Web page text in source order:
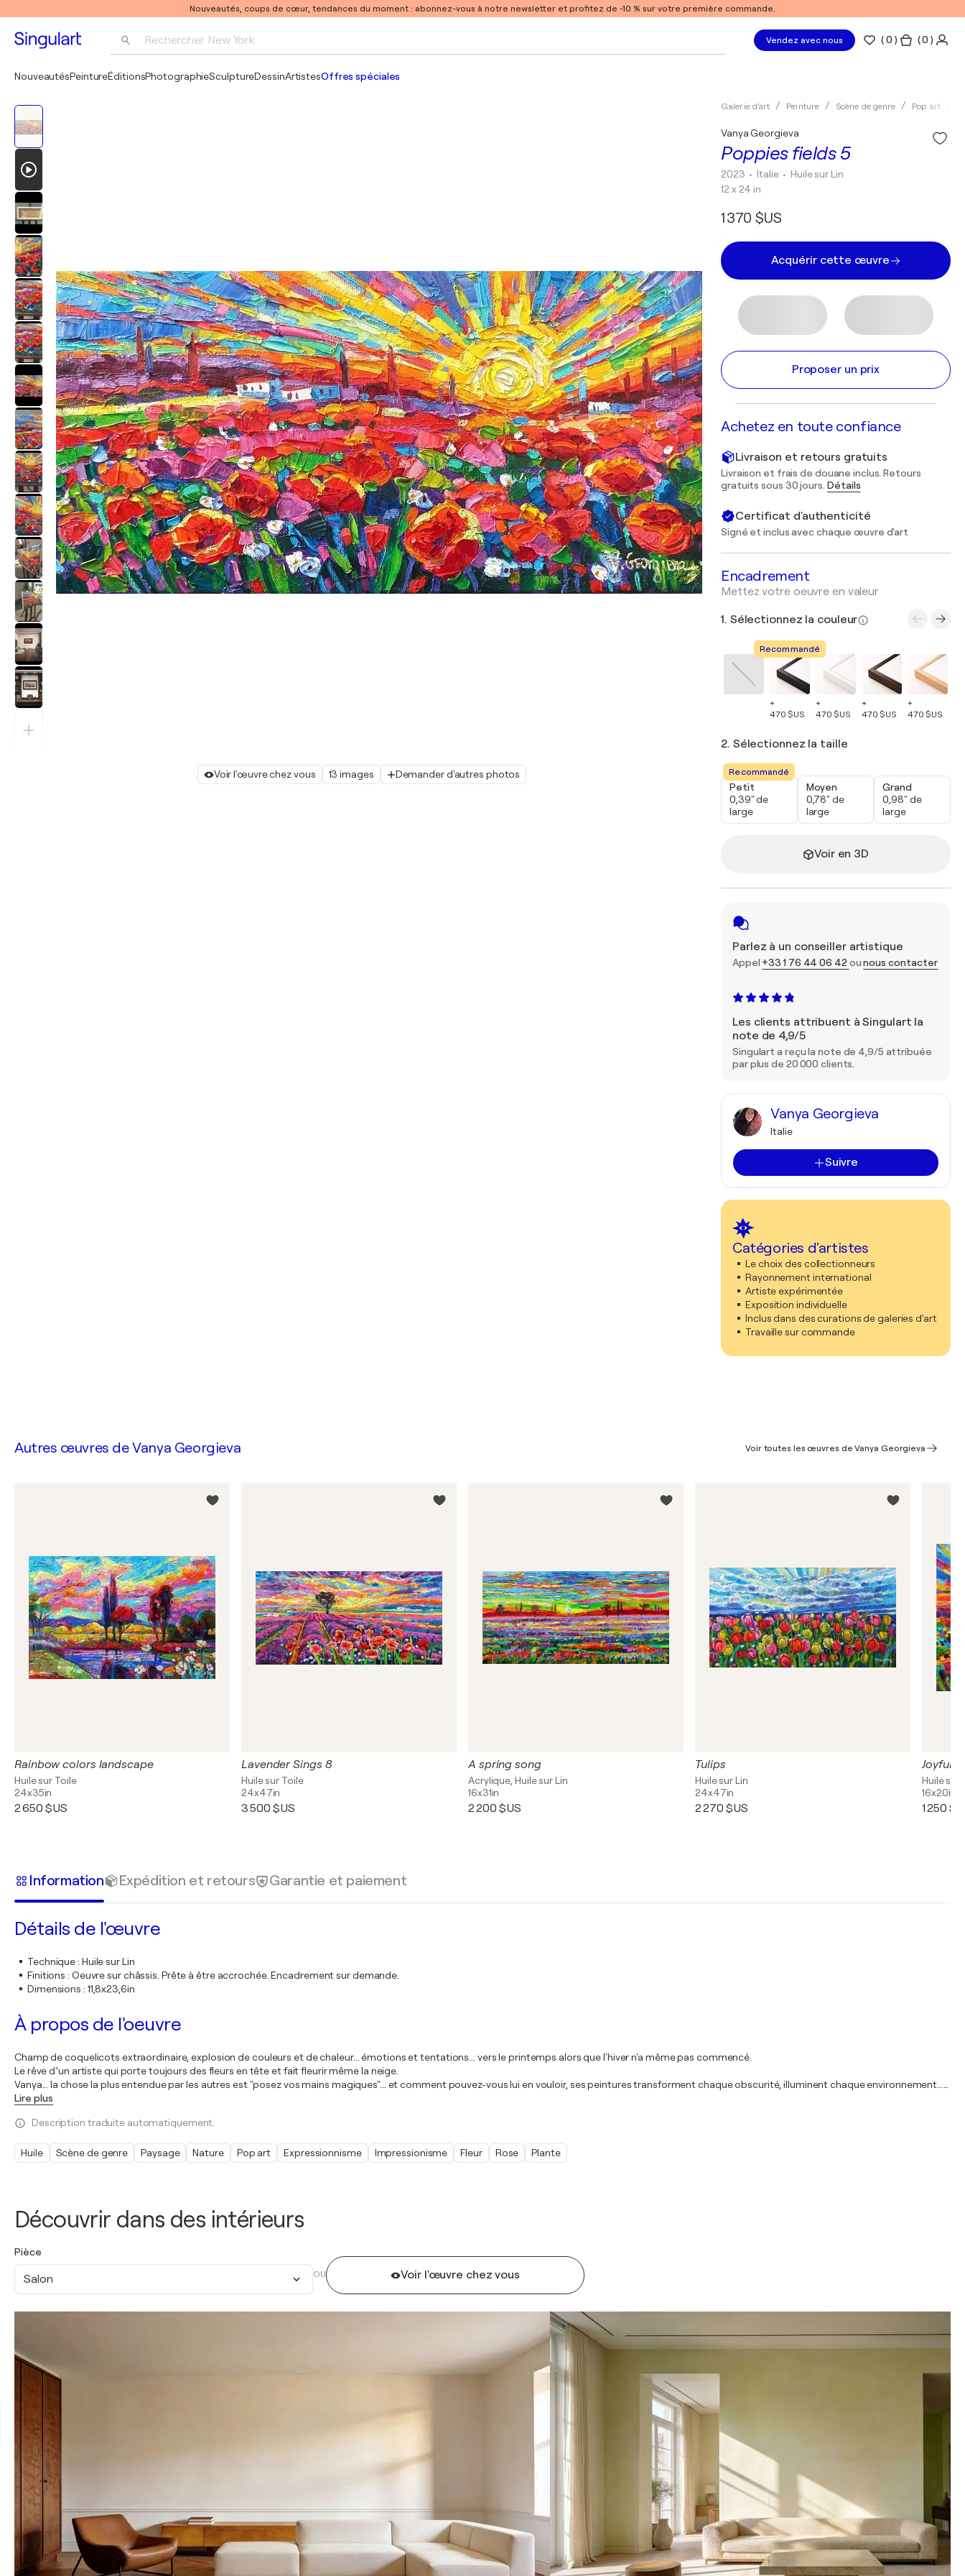
Nouveautés, coups de cœur, tendances du moment : abonnez-vous à notre newsletter et profitez de -10 % sur votre première commande.
Rechercher New York Vendez avec nous (0 ) ( 0 )
NouveautésPeintureÉditionsPhotographieSculptureDessinArtistesOffres spéciales
Voir l'œuvre chez vous 13 images Demander d'autres photos
Galerie d'art Peinture Scène de genre Pop art
Poppies fields 5
Vanya Georgieva
2023 • Italie • Huile sur Lin
12 x 24 in
1 370 $US
Acquérir cette œuvre
Proposer un prix
Achetez en toute confiance
Livraison et retours gratuits
Livraison et frais de douane inclus. Retours
gratuits sous 30 jours. Détails
Certificat d'authenticité
Signé et inclus avec chaque œuvre d'art
Encadrement
Mettez votre oeuvre en valeur
1. Sélectionnez la couleur
Recommandé
+
470 $US
+
470 $US
+
470 $US
+
470 $US
2. Sélectionnez la taille
Recommandé
Petit
0,39" de
large
Moyen
0,78" de
large
Grand
0,98" de
large
Voir en 3D
Parlez à un conseiller artistique
Appel +33 1 76 44 06 42 ounous contacter
Les clients attribuent à Singulart la
note de 4,9/5
Singulart a reçu la note de 4,9/5 attribuée
par plus de 20 000 clients.
Vanya Georgieva
Italie
Suivre
Catégories d'artistes
Le choix des collectionneurs
Rayonnement international
Artiste expérimentée
Exposition individuelle
Inclus dans des curations de galeries d'art
Travaille sur commande
Découvrir dans des intérieurs
Pièce
Salon OU Voir l'œuvre chez vous
Autres œuvres deVanya Georgieva Voir toutes les œuvres de Vanya Georgieva
Rainbow colors landscape
Huile sur Toile
24x35in
2 650 $US
Lavender Sings 8
Huile sur Toile
24x47in
3 500 $US
A spring song
Acrylique, Huile sur Lin
16x31in
2 200 $US
Tulips
Huile sur Lin
24x47in
2 270 $US
Joyful
Huile sur
16x20in
1 250
Information Expédition et retours Garantie et paiement
Détails de l'œuvre
Technique: Huile sur Lin
Finitions : Oeuvre sur châssis. Prête à être accrochée. Encadrement sur demande.
Dimensions : 11,8x23,6in
À propos de l'oeuvre
Champ de coquelicots extraordinaire, explosion de couleurs et de chaleur... émotions et tentations... vers le printemps alors que l'hiver n'a même pas commencé.
Le rêve d’un artiste qui porte toujours des fleurs en tête et fait fleurir même la neige.
Vanya... la chose la plus entendue par les autres est "posez vos mains magiques"... et comment pouvez-vous lui en vouloir, ses peintures transforment chaque obscurité, illuminent chaque environnement...
Lire plus
Description traduite automatiquement.
Huile Scène de genre Paysage Nature Pop art Expressionnisme Impressionisme Fleur Rose Plante